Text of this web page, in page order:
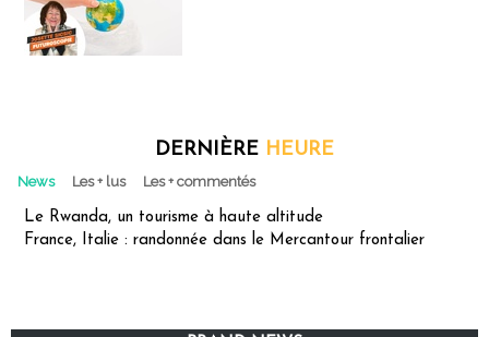
DERNIÈRE HEURE
News Les + lus Les + commentés
Le Rwanda, un tourisme à haute altitude
France, Italie : randonnée dans le Mercantour frontalier